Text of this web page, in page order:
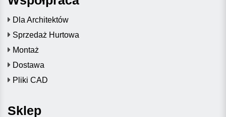
Dla Architektów
Sprzedaż Hurtowa
Montaż
Dostawa
Pliki CAD
Sklep